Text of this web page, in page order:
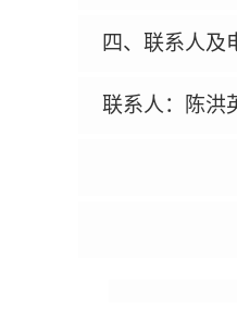
四、联系人及
联系人：陈洪